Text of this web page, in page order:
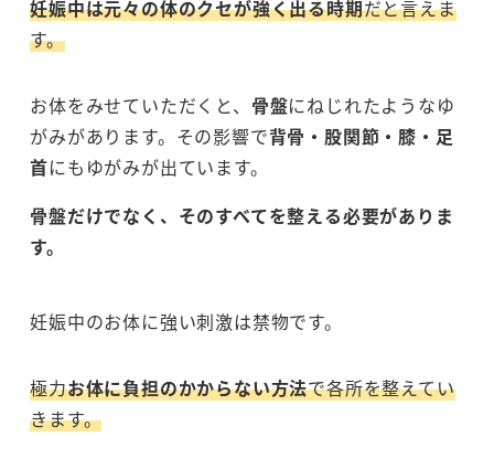
妊娠中は元々の体のクセが強く出る時期だと言えま
す。
お体をみせていただくと、 骨盤にねじれたようなゆ
がみがあります。その影響で背骨・股関節・膝・足
首にもゆがみが出ています。
骨盤だけでなく、そのすべてを整える必要がありま
す。
妊娠中のお体に強い刺激は禁物です。
極力お体に負担のかからない方法で各所を整えてい
きます。